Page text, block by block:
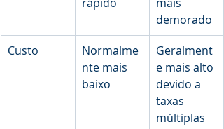
demorado
Custo
Normalme
nte mais
baixo
Geralment
e mais alto
devido a
taxas
múltiplas